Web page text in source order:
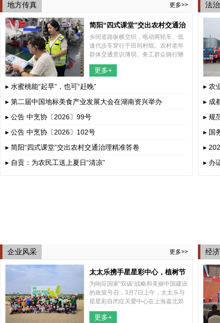
地方传真 更多>>
简阳“四式课堂”交出农村交通治
理精准答卷
乡间道路纵横交织，电动两轮车、低
速代步车穿行于田间村组。农村老年
群体交通意识薄弱、务工群众骑行陋
习突出、孩童上下学接送风险暗藏，
多重道路安全隐患交织叠加。
更多+
▸ 水蜜桃能“起早”，也可“赶晚”
▸ 第二届中国地标美食产业发展大会在湖南资兴举办
▸ 公告 中烹协〔2026〕99号
▸ 公告 中烹协〔2026〕102号
▸ 简阳“四式课堂”交出农村交通治理精准答卷
▸ 自贡：为农民工送上夏日“清凉”
法
▸ 农
▸ 成
▸ 规
▸ 国
若干
▸
▸ 办
企业风采 更多>>
太太乐携手星星彩中心，植树节
共植希望之树
为响应国家“双碳”战略和美丽中国建设
的政策号召，3月7日上午，太太乐与
星星彩自闭症关爱中心在上海嘉北郊
野公园内共同举办了一场别开生面的
2025年植树节特别活动，结合了植树
更多+
经